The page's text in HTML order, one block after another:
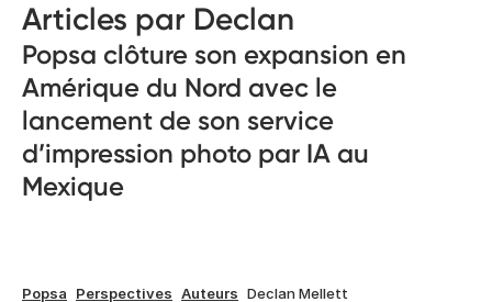
Articles par Declan
Popsa clôture son expansion en
Amérique du Nord avec le
lancement de son service
d’impression photo par IA au
Mexique
Popsa Perspectives Auteurs Declan Mellett